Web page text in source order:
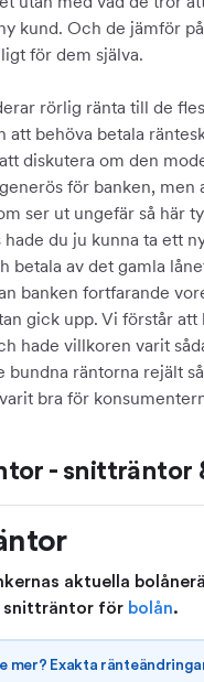
kund. Och de jämför
för dem själva.
rörlig ränta till de
att behöva betala
diskutera om den
för banken, men
ser ut ungefär så här
du ju kunna ta ett
betala av det gamla
banken fortfarande
gick upp. Vi förstår att
hade villkoren varit
bundna räntorna rejält
bra för
- snitträntor
aktuella
snitträntor för bolån.
mer? Exakta